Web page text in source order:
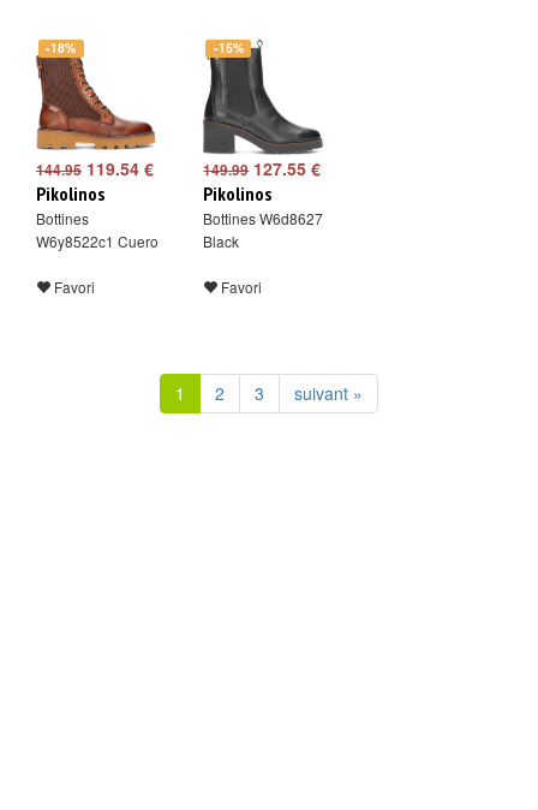
-18%
144.95 119.54 €
Pikolinos
Bottines
W6y8522c1 Cuero
Favori
-15%
149.99127.55 €
Pikolinos
Bottines W6d8627
Black
Favori
1 2 3 suivant »